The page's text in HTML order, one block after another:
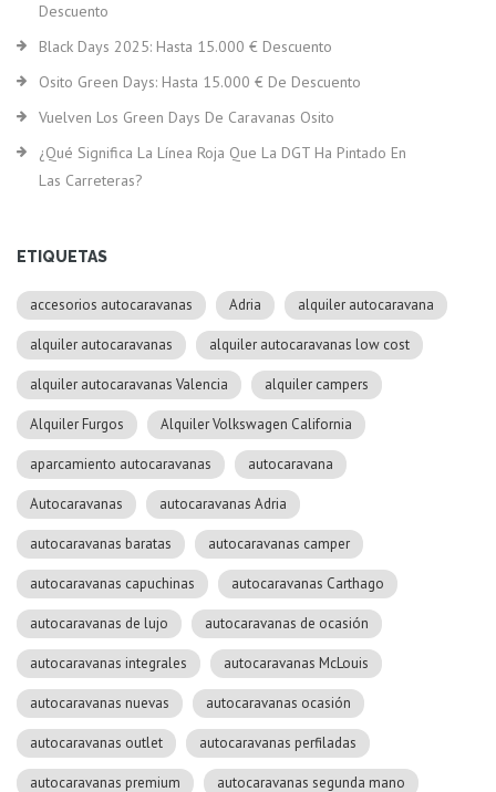
Descuento
Black Days 2025: Hasta 15.000 € Descuento
Osito Green Days: Hasta 15.000 € De Descuento
Vuelven Los Green Days De Caravanas Osito
¿Qué Significa La Línea Roja Que La DGT Ha Pintado En
Las Carreteras?
ETIQUETAS
accesorios autocaravanas Adria alquiler autocaravana
alquiler autocaravanas alquiler autocaravanas low cost
alquiler autocaravanas Valencia alquiler campers
Alquiler Furgos Alquiler Volkswagen California
aparcamiento autocaravanas autocaravana
Autocaravanas autocaravanas Adria
autocaravanas baratas autocaravanas camper
autocaravanas capuchinas autocaravanas Carthago
autocaravanas de lujo autocaravanas de ocasión
autocaravanas integrales autocaravanas McLouis
autocaravanas nuevas autocaravanas ocasión
autocaravanas outlet autocaravanas perfiladas
autocaravanas premium autocaravanas segunda mano